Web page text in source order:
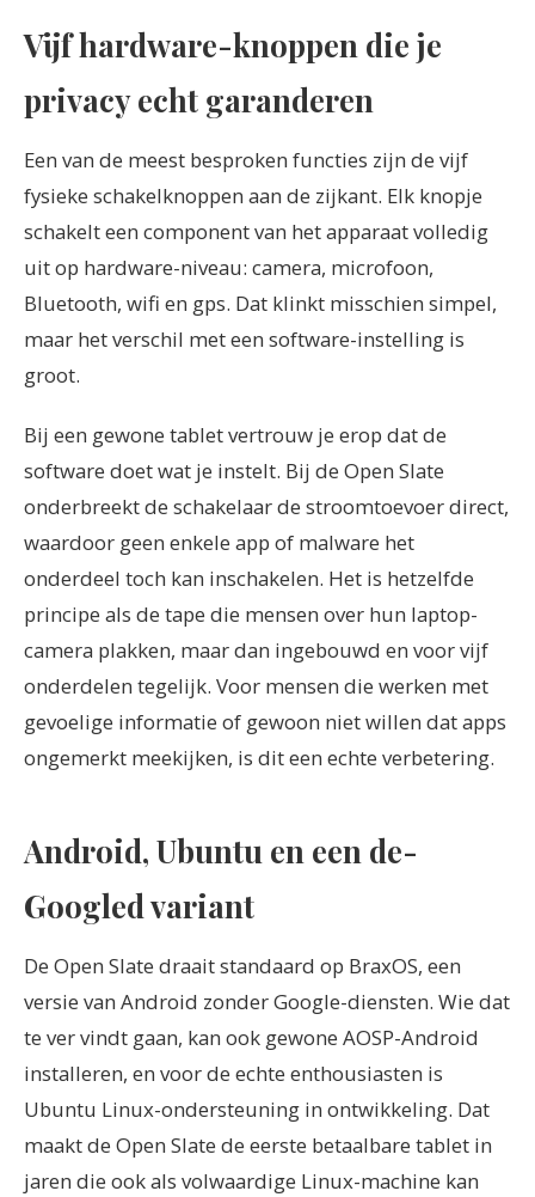
Vijf hardware-knoppen die je
privacy echt garanderen
Een van de meest besproken functies zijn de vijf
fysieke schakelknoppen aan de zijkant. Elk knopje
schakelt een component van het apparaat volledig
uit op hardware-niveau: camera, microfoon,
Bluetooth, wifi en gps. Dat klinkt misschien simpel,
maar het verschil met een software-instelling is
groot.
Bij een gewone tablet vertrouw je erop dat de
software doet wat je instelt. Bij de Open Slate
onderbreekt de schakelaar de stroomtoevoer direct,
waardoor geen enkele app of malware het
onderdeel toch kan inschakelen. Het is hetzelfde
principe als de tape die mensen over hun laptop-
camera plakken, maar dan ingebouwd en voor vijf
onderdelen tegelijk. Voor mensen die werken met
gevoelige informatie of gewoon niet willen dat apps
ongemerkt meekijken, is dit een echte verbetering.
Android, Ubuntu en een de-
Googled variant
De Open Slate draait standaard op BraxOS, een
versie van Android zonder Google-diensten. Wie dat
te ver vindt gaan, kan ook gewone AOSP-Android
installeren, en voor de echte enthousiasten is
Ubuntu Linux-ondersteuning in ontwikkeling. Dat
maakt de Open Slate de eerste betaalbare tablet in
jaren die ook als volwaardige Linux-machine kan